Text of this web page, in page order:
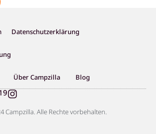
werden
Datenschutzerklärung
Über Campzilla Blog
Campzilla. Alle Rechte vorbehalten.
I
s